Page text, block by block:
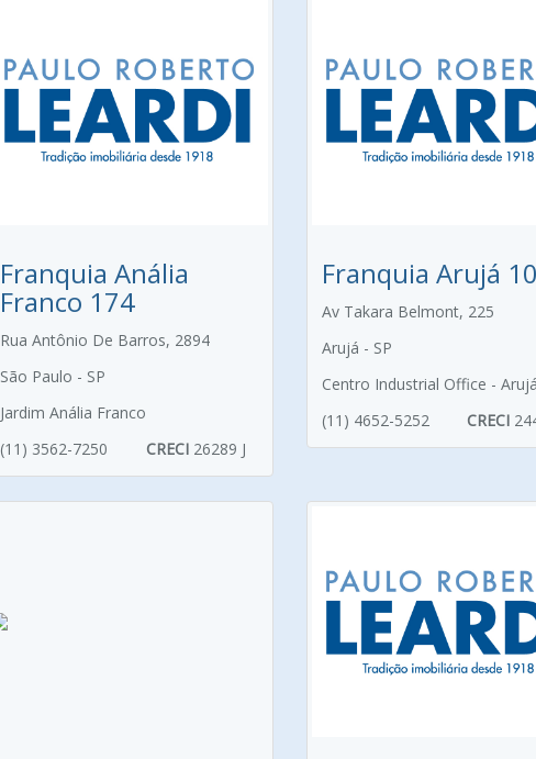
Franquia Anália
Franco 174
Rua Antônio De Barros, 2894
São Paulo - SP
Jardim Anália Franco
(11) 3562-7250
CRECI 26289 J
Franquia Arujá
Av Takara Belmont, 225
Arujá - SP
Centro Industrial Office -
(11) 4652-5252
CRECI